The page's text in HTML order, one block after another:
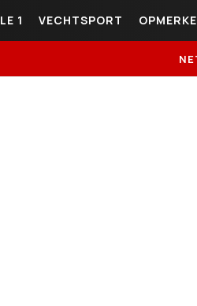
1 VECHTSPORT